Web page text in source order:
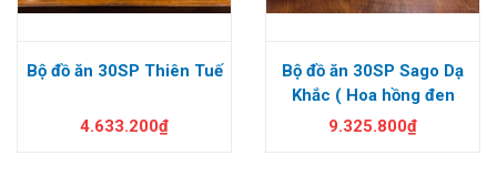
Bộ đồ ăn 30SP Thiên Tuế
4.633.200₫
Bộ đồ ăn 30SP Sago Dạ
Khắc ( Hoa hồng đen
khắc nổi)
9.325.800₫